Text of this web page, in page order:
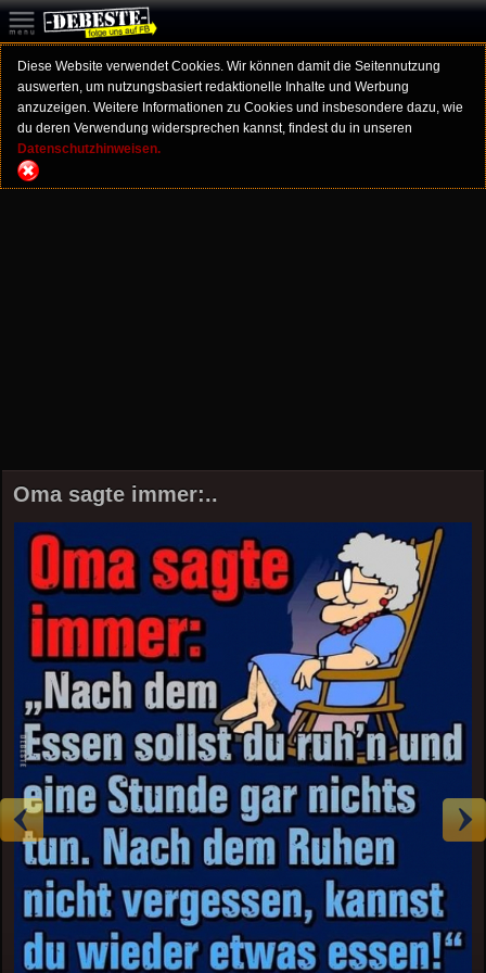
Diese Website verwendet Cookies. Wir können damit die Seitennutzung
auswerten, um nutzungsbasiert redaktionelle Inhalte und Werbung
anzuzeigen. Weitere Informationen zu Cookies und insbesondere dazu, wie
du deren Verwendung widersprechen kannst, findest du in unseren
Datenschutzhinweisen.
Oma sagte immer:..